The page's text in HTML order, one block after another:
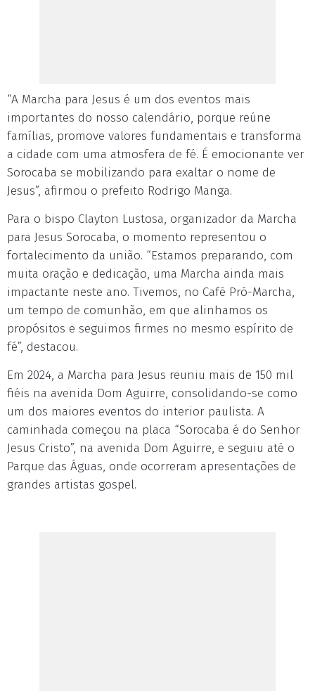
“A Marcha para Jesus é um dos eventos mais
importantes do nosso calendário, porque reúne
famílias, promove valores fundamentais e transforma
a cidade com uma atmosfera de fé. É emocionante ver
Sorocaba se mobilizando para exaltar o nome de
Jesus”, afirmou o prefeito Rodrigo Manga.
Para o bispo Clayton Lustosa, organizador da Marcha
para Jesus Sorocaba, o momento representou o
fortalecimento da união. “Estamos preparando, com
muita oração e dedicação, uma Marcha ainda mais
impactante neste ano. Tivemos, no Café Pró-Marcha,
um tempo de comunhão, em que alinhamos os
propósitos e seguimos firmes no mesmo espírito de
fé”, destacou.
Em 2024, a Marcha para Jesus reuniu mais de 150 mil
fiéis na avenida Dom Aguirre, consolidando-se como
um dos maiores eventos do interior paulista. A
caminhada começou na placa “Sorocaba é do Senhor
Jesus Cristo”, na avenida Dom Aguirre, e seguiu até o
Parque das Águas, onde ocorreram apresentações de
grandes artistas gospel.